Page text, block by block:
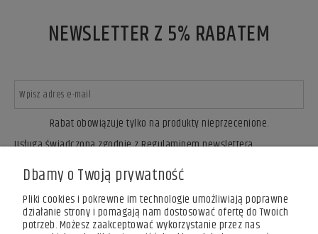
NEWSLETTER Z 5% RABATEM
Rabat obowiązuje tylko na produkty nieprzecenione.
ZAPISZ SIĘ
Usługa świadczona zgodnie z Regulaminem newslettera.
Dbamy o Twoją prywatność
Pliki cookies i pokrewne im technologie umożliwiają poprawne
działanie strony i pomagają nam dostosować ofertę do Twoich
potrzeb. Możesz zaakceptować wykorzystanie przez nas